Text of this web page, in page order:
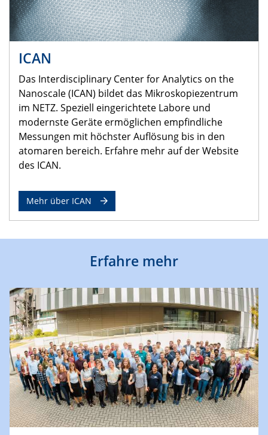
ICAN
Das Interdisciplinary Center for Analytics on the
Nanoscale (ICAN) bildet das Mikroskopiezentrum
im NETZ. Speziell eingerichtete Labore und
modernste Geräte ermöglichen empfindliche
Messungen mit höchster Auflösung bis in den
atomaren bereich. Erfahre mehr auf der Website
des ICAN.
Mehr über ICAN
Erfahre mehr